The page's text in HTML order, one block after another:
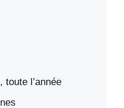
toute l’année